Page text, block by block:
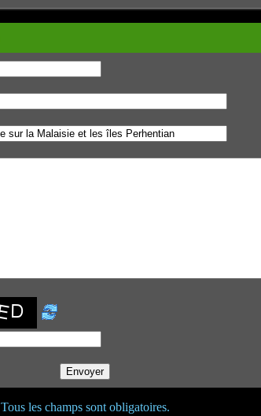
Tous les champs sont obligatoires.